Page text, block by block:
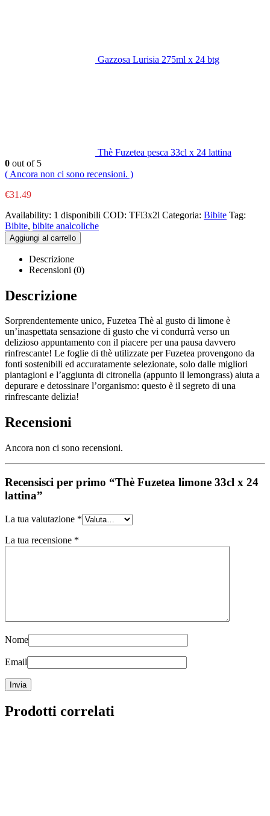
Gazzosa Lurisia 275ml x 24 btg
Thè Fuzetea pesca 33cl x 24 lattina
0 out of 5
( Ancora non ci sono recensioni. )
€31.49
Availability: 1 disponibili COD: TFl3x2l Categoria: Bibite Tag:
Bibite, bibite analcoliche
Aggiungi al carrello
Descrizione
Recensioni (0)
Descrizione
Sorprendentemente unico, Fuzetea Thè al gusto di limone è
un’inaspettata sensazione di gusto che vi condurrà verso un
delizioso appuntamento con il piacere per una pausa davvero
rinfrescante! Le foglie di thè utilizzate per Fuzetea provengono da
fonti sostenibili ed accuratamente selezionate, solo dalle migliori
piantagioni e l’aggiunta di citronella (appunto il lemongrass) aiuta a
depurare e detossinare l’organismo: questo è il segreto di una
rinfrescante delizia!
Recensioni
Ancora non ci sono recensioni.
Recensisci per primo “Thè Fuzetea limone 33cl x 24
lattina”
La tua valutazione *
La tua recensione *
Nome
Email
Prodotti correlati